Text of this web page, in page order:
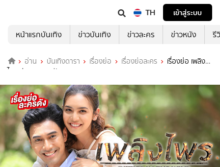
TH
เข้าสู่ระบบ
หน้าแรกบันเทิง
ข่าวบันเทิง ข่าวละคร ข่าวหนัง รี
อ่าน บันเทิงดารา เรื่องย่อ เรื่องย่อละคร
เรื่องย่อ เพลิง
ไพร ช่อง 7HD (รีรัน)